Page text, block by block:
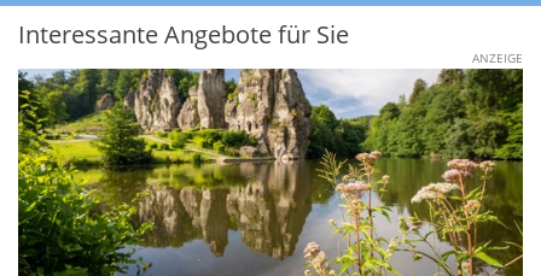
Interessante Angebote für Sie
ANZEIGE